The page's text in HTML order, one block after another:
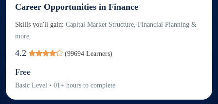
Career Opportunities in Finance
Skills you'll gain: Capital Market Structure, Financial Planning &
more
4.2 (99694 Learners)
Free
Basic Level • 01+ hours to complete